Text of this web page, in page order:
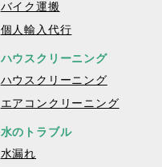
バイク運搬
個人輸入代行
ハウスクリーニング
ハウスクリーニング
エアコンクリーニング
水のトラブル
水漏れ